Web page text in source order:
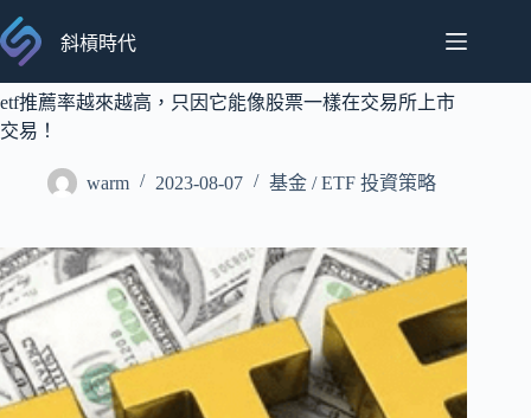
跳
至
要
內
斜槓時代
etf推薦率越來越高，只因它能像股票一樣在交易所上市
交易！
warm 2023-08-07 基金 / ETF 投資策略